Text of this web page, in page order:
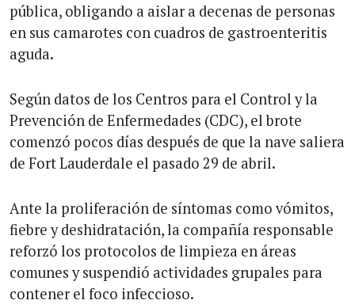
pública, obligando a aislar a decenas de personas
en sus camarotes con cuadros de gastroenteritis
aguda.
Según datos de los Centros para el Control y la
Prevención de Enfermedades (CDC), el brote
comenzó pocos días después de que la nave saliera
de Fort Lauderdale el pasado 29 de abril.
Ante la proliferación de síntomas como vómitos,
fiebre y deshidratación, la compañía responsable
reforzó los protocolos de limpieza en áreas
comunes y suspendió actividades grupales para
contener el foco infeccioso.